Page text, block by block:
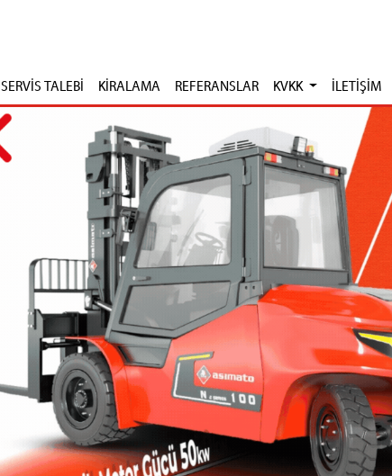
SERVİS TALEBİ KİRALAMA REFERANSLAR KVKK İLETİŞİM